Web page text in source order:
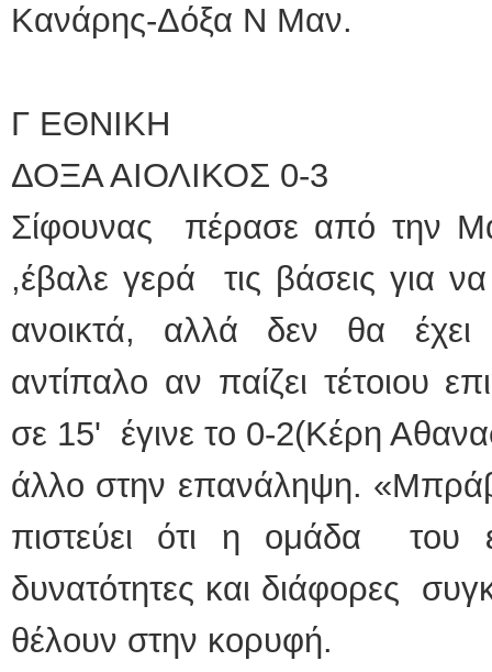
Κανάρης-Δόξα Ν Μαν.
Γ ΕΘΝΙΚΗ
ΔΟΞΑ ΑΙΟΛΙΚΟΣ 0-3
Σίφουνας πέρασε από την
,έβαλε γερά τις βάσεις για
ανοικτά, αλλά δεν θα
αντίπαλο αν παίζει τέτοιου
σε 15' έγινε το 0-2(Κέρη
άλλο στην επανάληψη.
πιστεύει ότι η ομάδα του
δυνατότητες και διάφορες
θέλουν στην κορυφή.